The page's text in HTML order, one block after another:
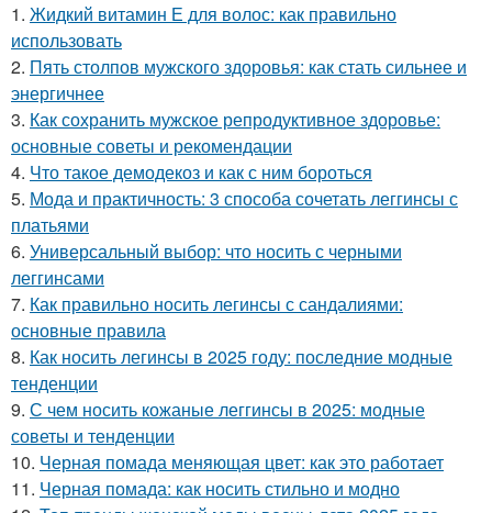
1. Жидкий витамин Е для волос: как правильно
использовать
2. Пять столпов мужского здоровья: как стать сильнее и
энергичнее
3. Как сохранить мужское репродуктивное здоровье:
основные советы и рекомендации
4. Что такое демодекоз и как с ним бороться
5. Мода и практичность: 3 способа сочетать леггинсы с
платьями
6. Универсальный выбор: что носить с черными
леггинсами
7. Как правильно носить легинсы с сандалиями:
основные правила
8. Как носить легинсы в 2025 году: последние модные
тенденции
9. С чем носить кожаные леггинсы в 2025: модные
советы и тенденции
10. Черная помада меняющая цвет: как это работает
11. Черная помада: как носить стильно и модно